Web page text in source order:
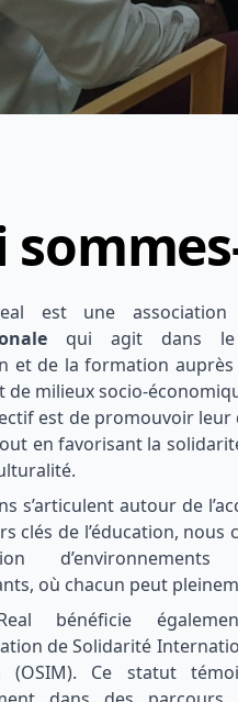
est une
qui agit dans le
et de la formation
de milieux socio-
est de promouvoir leur
en favorisant la
s’articulent autour de
clés de l’éducation, nous
où chacun peut
bénéficie
de Solidarité
(OSIM). Ce statut